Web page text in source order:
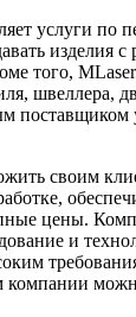
услуги по
изделия
того,
швеллера,
поставщиком
своим
цены.
и
компании